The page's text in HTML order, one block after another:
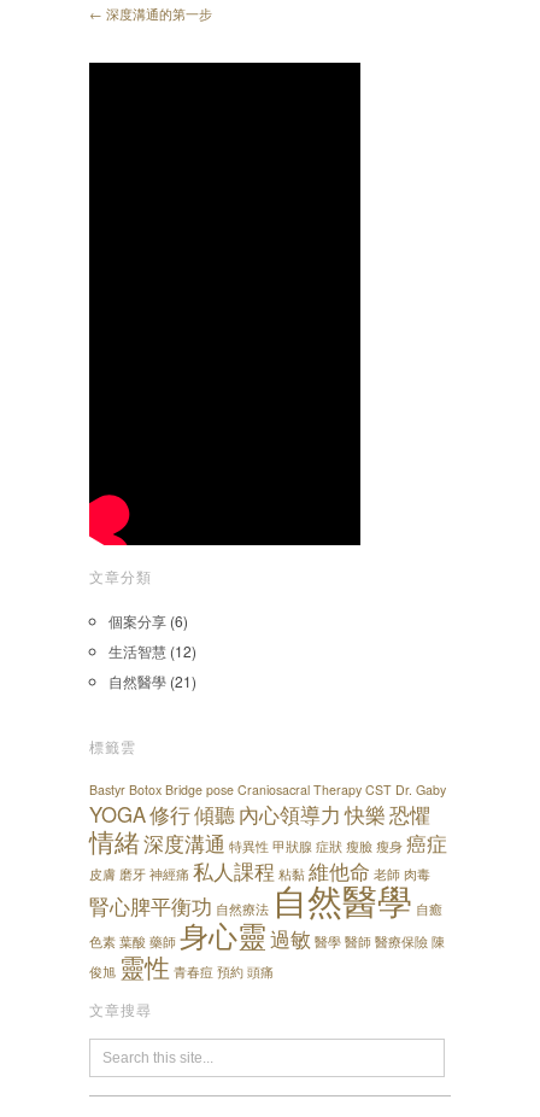
← 深度溝通的第一步
文章分類
個案分享 (6)
生活智慧 (12)
自然醫學 (21)
標籤雲
Bastyr Botox Bridge pose Craniosacral Therapy CST Dr. Gaby
YOGA修行傾聽內心領導力 快樂恐懼
情緒深度溝通 特異性 甲狀腺 症狀 瘦臉 瘦身 癌症
皮膚 磨牙 神經痛 私人課程 粘黏 維他命 老師 肉毒
腎心脾平衡功 自然療法 自然醫學 自癒
色素 葉酸 藥師 身心靈過敏 醫學 醫師 醫療保險 陳
俊旭 靈性 青春痘 預約 頭痛
文章搜尋